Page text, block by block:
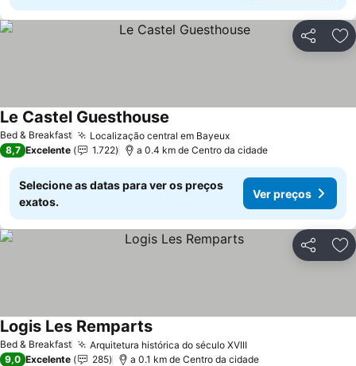
Partilhar
Bed & Breakfast Localização central em BayeuxVer preços
Le Castel Guesthouse
8,7 Excelente 1.722 a 0.4 km de Centro da cidade
Selecione as datas para ver os preços
exatos.
Ver preços
Partilhar
Bed & Breakfast Arquitetura histórica do século XVIIIVer preços
Logis Les RempartsVer preços
9,0 Excelente 285 a 0.1 km de Centro da cidade